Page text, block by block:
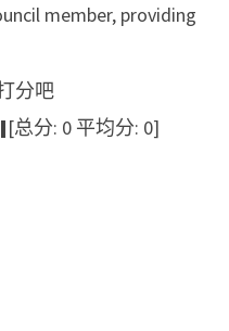
member, providing
分吧
[总分: 0 平均分: 0]